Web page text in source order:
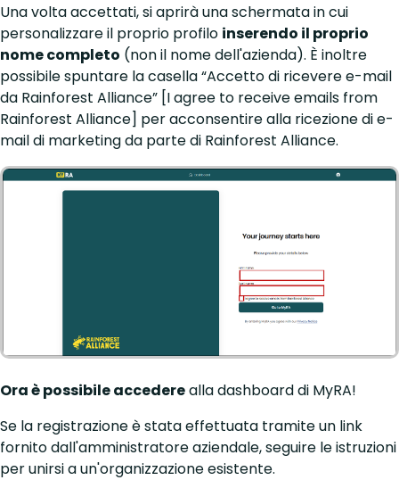
Una volta accettati, si aprirà una schermata in cui
personalizzare il proprio profilo inserendo il proprio
nome completo (non il nome dell'azienda). È inoltre
possibile spuntare la casella “Accetto di ricevere e-mail
da Rainforest Alliance” [I agree to receive emails from
Rainforest Alliance] per acconsentire alla ricezione di e-
mail di marketing da parte di Rainforest Alliance.
Ora è possibile accederealla dashboard di MyRA!
Se la registrazione è stata effettuata tramite un link
fornito dall'amministratore aziendale, seguire le istruzioni
per unirsi a un'organizzazione esistente.